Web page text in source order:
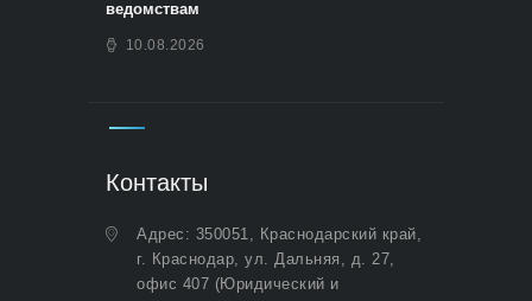
ведомствам
10.08.2026
Контакты
Адрес: 350051, Краснодарский край,
г. Краснодар, ул. Дальняя, д. 27,
офис 407 (Юридический и